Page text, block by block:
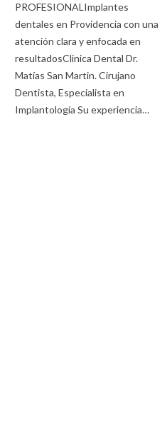
PROFESIONALImplantes
dentales en Providencia con una
atención clara y enfocada en
resultadosClinica Dental Dr.
Matías San Martin. Cirujano
Dentista, Especialista en
Implantología Su experiencia…